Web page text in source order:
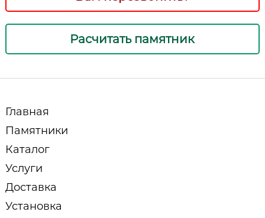
Расчитать памятник
Главная
Памятники
Каталог
Услуги
Доставка
Установка